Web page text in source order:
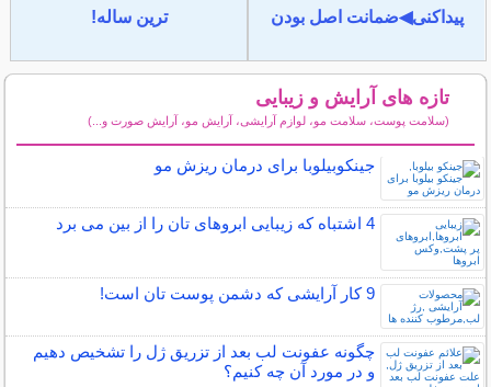
پیداکنی◀ضمانت اصل بودن
ترین ساله!
تازه های آرایش و زیبایی
(سلامت پوست، سلامت مو، لوازم آرایشی، آرایش مو، آرایش صورت و...)
جینکوبیلوبا برای درمان ریزش مو
4 اشتباه که زیبایی ابروهای تان را از بین می برد
9 کار آرایشی که دشمن پوست تان است!
چگونه عفونت لب بعد از تزریق ژل را تشخیص دهیم
و در مورد آن چه کنیم؟